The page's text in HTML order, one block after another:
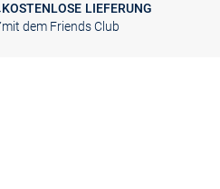
KOSTENLOSE LIEFERUNG
mit dem Friends Club